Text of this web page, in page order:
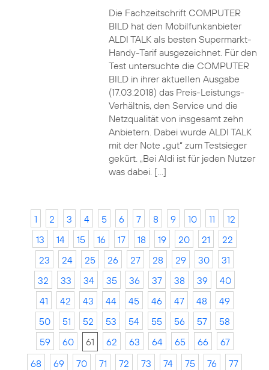
Die Fachzeitschrift COMPUTER
BILD hat den Mobilfunkanbieter
ALDI TALK als besten Supermarkt-
Handy-Tarif ausgezeichnet. Für den
Test untersuchte die COMPUTER
BILD in ihrer aktuellen Ausgabe
(17.03.2018) das Preis-Leistungs-
Verhältnis, den Service und die
Netzqualität von insgesamt zehn
Anbietern. Dabei wurde ALDI TALK
mit der Note „gut“ zum Testsieger
gekürt. „Bei Aldi ist für jeden Nutzer
was dabei. […]
1 2 3 4 5 6 7 8 9 10 11
12
13
14 15 16 17 18 19 20 21
22
23
24 25 26 27 28 29 30
31
32
33 34 35 36 37 38 39
40
41
42 43 44 45 46 47 48
49
50
51 52 53 54 55 56 57
58
59
60 61 62 63 64 65 66
67
68
69 70 71 72 73 74 75 76
77